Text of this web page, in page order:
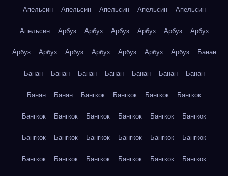
Апельсин Апельсин Апельсин Апельсин Апельсин
Апельсин Арбуз Арбуз Арбуз Арбуз Арбуз Арбуз
Арбуз Арбуз Арбуз Арбуз Арбуз Арбуз Арбуз Банан
Банан Банан Банан Банан Банан Банан Банан
Банан Банан Бангкок Бангкок Бангкок Бангкок
Бангкок Бангкок Бангкок Бангкок Бангкок Бангкок
Бангкок Бангкок Бангкок Бангкок Бангкок Бангкок
Бангкок Бангкок Бангкок Бангкок Бангкок Бангкок